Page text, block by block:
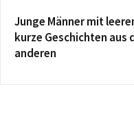
Junge Männer mit
kurze Geschichten aus
anderen